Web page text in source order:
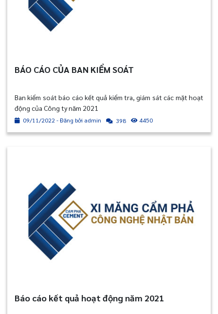
BÁO CÁO CỦA BAN KIỂM SOÁT
Ban kiểm soát báo cáo kết quả kiểm tra, giám sát các mặt hoạt
động của Công ty năm 2021
09/11/2022 - Đăng bởi admin 398 4450
Báo cáo kết quả hoạt động năm 2021